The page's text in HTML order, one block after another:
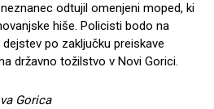
odtujil omenjeni moped, ki
hiše. Policisti bodo na
po zaključku preiskave
državno tožilstvo v Novi Gorici.
Gorica